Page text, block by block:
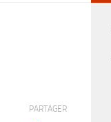
PARTAGER